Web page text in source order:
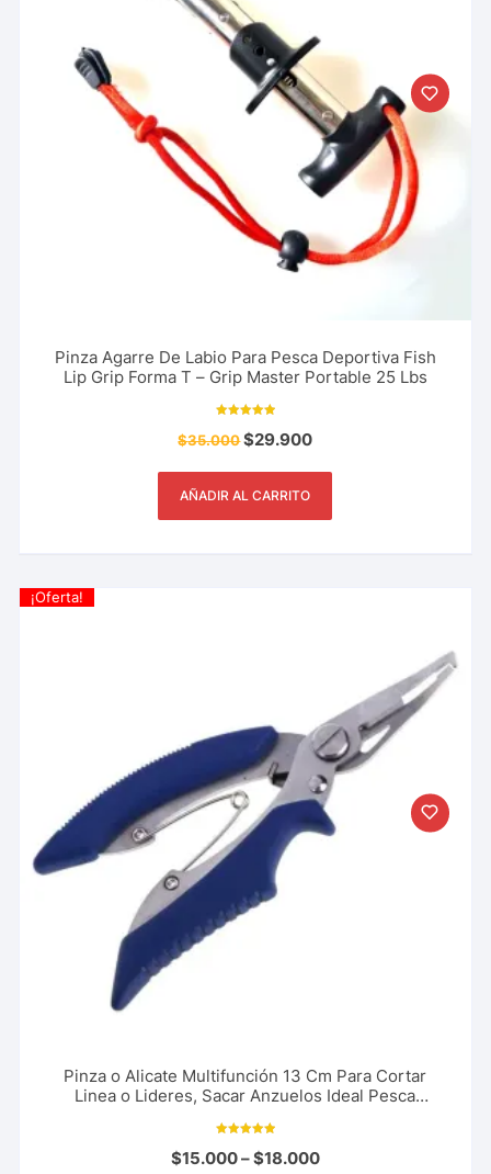
Pinza Agarre De Labio Para Pesca Deportiva Fish
Lip Grip Forma T – Grip Master Portable 25 Lbs
5.00
de 5
$35.000$29.900
AÑADIR AL CARRITO
¡Oferta!
Pinza o Alicate Multifunción 13 Cm Para Cortar
Linea o Lideres, Sacar Anzuelos Ideal Pesca
5.00
de 5
$15.000–$18.000